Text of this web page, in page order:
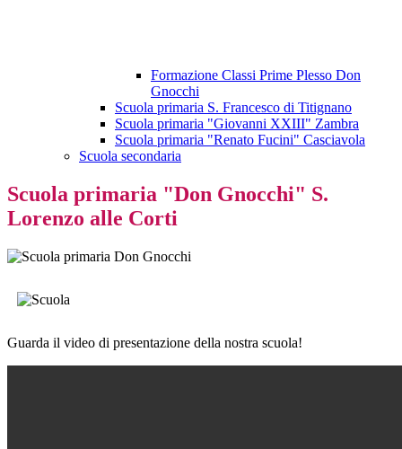
Formazione Classi Prime Plesso Don
Gnocchi
Scuola primaria S. Francesco di Titignano
Scuola primaria "Giovanni XXIII" Zambra
Scuola primaria "Renato Fucini" Casciavola
Scuola secondaria
Scuola primaria "Don Gnocchi" S.
Lorenzo alle Corti
Guarda il video di presentazione della nostra scuola!